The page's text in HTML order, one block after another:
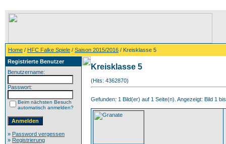
Home / HFC Falke Spiele / Saison 2015/2016 / Kreisklasse 5
Registrierte Benutzer
Benutzername:
Passwort:
Beim nächsten Besuch
automatisch anmelden?
» Password vergessen
» Registrierung
Kreisklasse 5
(Hits: 4362870)
Gefunden: 1 Bild(er) auf 1 Seite(n). Angezeigt: Bild 1